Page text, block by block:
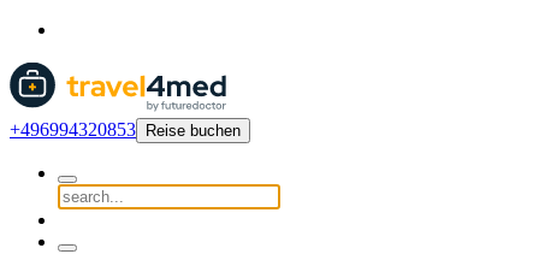
+496994320853 Reise buchen